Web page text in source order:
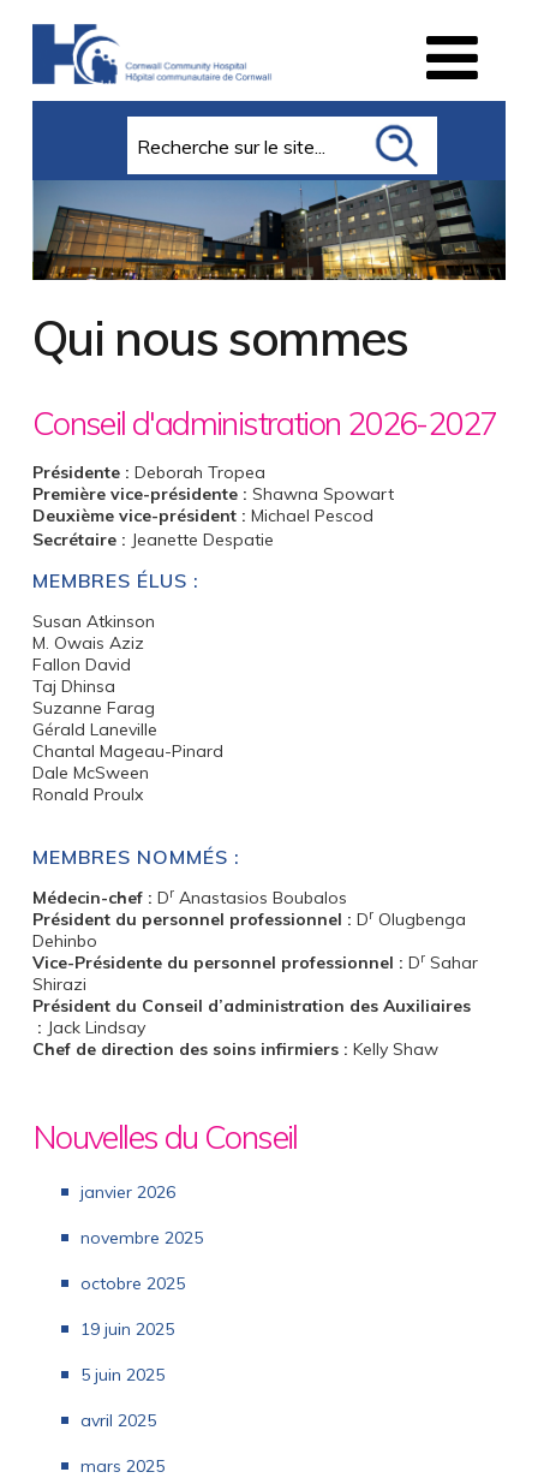
Qui nous sommes
Conseil d'administration 2026-2027
Présidente : Deborah Tropea
Première vice-présidente : Shawna Spowart
Deuxième vice-président : Michael Pescod
Secrétaire : Jeanette Despatie
MEMBRES ÉLUS :
Susan Atkinson
M. Owais Aziz
Fallon David
Taj Dhinsa
Suzanne Farag
Gérald Laneville
Chantal Mageau-Pinard
Dale McSween
Ronald Proulx
MEMBRES NOMMÉS :
Médecin-chef : DrAnastasios Boubalos
Président du personnel professionnel : DrOlugbenga
Dehinbo
Vice-Présidente du personnel professionnel : DrSahar
Shirazi
Président du Conseil d’administration des Auxiliaires
: Jack Lindsay
Chef de direction des soins infirmiers : Kelly Shaw
Nouvelles du Conseil
janvier 2026
novembre 2025
octobre 2025
19 juin 2025
5 juin 2025
avril 2025
mars 2025